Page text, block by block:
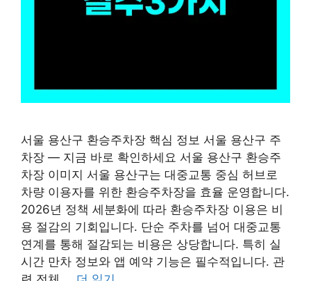
서울 용산구 환승주차장 핵심 정보 서울 용산구 주
차장 — 지금 바로 확인하세요 서울 용산구 환승주
차장 이미지 서울 용산구는 대중교통 중심 허브로
차량 이용자를 위한 환승주차장을 효율 운영합니다.
2026년 정책 세분화에 따라 환승주차장 이용은 비
용 절감의 기회입니다. 단순 주차를 넘어 대중교통
연계를 통해 절감되는 비용은 상당합니다. 특히 실
시간 만차 정보와 앱 예약 기능은 필수적입니다. 관